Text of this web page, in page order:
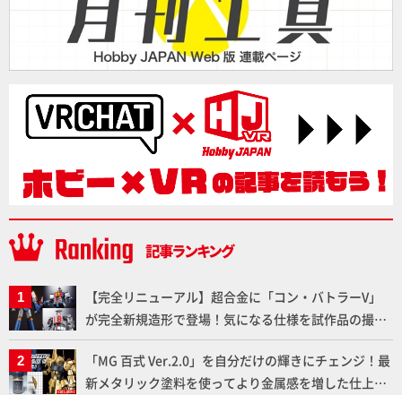
【完全リニューアル】超合金に「コン・バトラーV」
が完全新規造形で登場！気になる仕様を試作品の撮り
下ろしでご紹介!!さらに「大鉄人17」＆「ワンエイ
ト」セット情報もお届け！【超合金の魂】
「MG 百式 Ver.2.0」を自分だけの輝きにチェンジ！最
新メタリック塗料を使ってより金属感を増した仕上が